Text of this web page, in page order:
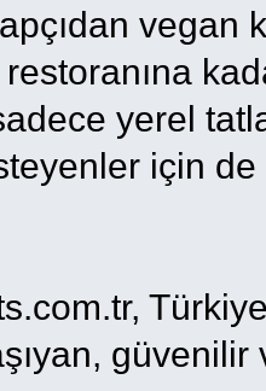
vegan
restoranına
yerel
için
güvenilir